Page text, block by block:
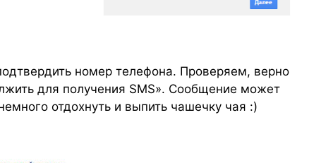
номер телефона. Проверяем, верно
для получения SMS». Сообщение может
отдохнуть и выпить чашечку чая :)